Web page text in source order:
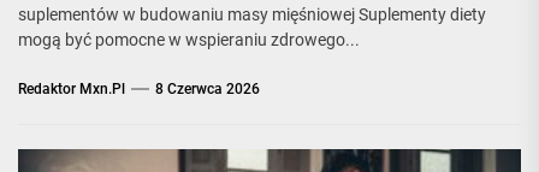
suplementów w budowaniu masy mięśniowej Suplementy diety
mogą być pomocne w wspieraniu zdrowego...
Redaktor Mxn.pl 8 Czerwca 2026